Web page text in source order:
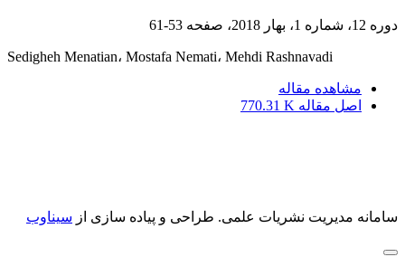
دوره 12، شماره 1، بهار 2018، صفحه 53-61
Sedigheh Menatian، Mostafa Nemati، Mehdi Rashnavadi
مشاهده مقاله
اصل مقاله 770.31 K
سامانه مدیریت نشریات علمی. طراحی و پیاده سازی از سیناوب